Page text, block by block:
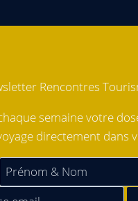
Rencontres
semaine votre
directement dans